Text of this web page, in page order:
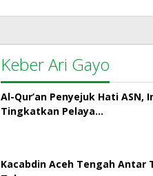
Keber Ari Gayo
Al-Qur’an Penyejuk Hati
Tingkatkan Pelaya…
Kacabdin Aceh Tengah Antar